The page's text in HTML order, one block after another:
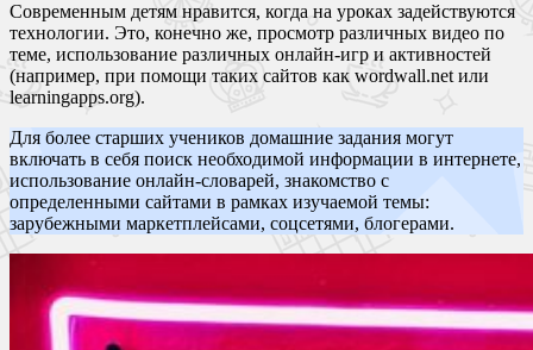
Современным детям нравится, когда на уроках задействуются
технологии. Это, конечно же, просмотр различных видео по
теме, использование различных онлайн-игр и активностей
(например, при помощи таких сайтов как wordwall.net или
learningapps.org).
Для более старших учеников домашние задания могут
включать в себя поиск необходимой информации в интернете,
использование онлайн-словарей, знакомство с
определенными сайтами в рамках изучаемой темы:
зарубежными маркетплейсами, соцсетями, блогерами.